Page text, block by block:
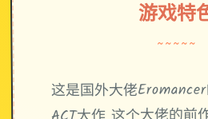
游戏特
~~~~~
这是国外大佬